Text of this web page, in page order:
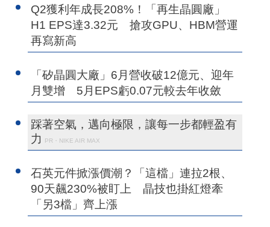
Q2獲利年成長208%！「再生晶圓廠」
H1 EPS達3.32元 搶攻GPU、HBM營運
再寫新高
「矽晶圓大廠」6月營收破12億元、迎年
月雙增 5月EPS虧0.07元較去年收斂
踩著空氣，邁向極限，讓每一步都輕盈有
力
PR・NIKE AIR MAX
石英元件掀漲價潮？「這檔」連拉2根、
90天飆230%被盯上 晶技也掛紅燈牽
「另3檔」齊上漲